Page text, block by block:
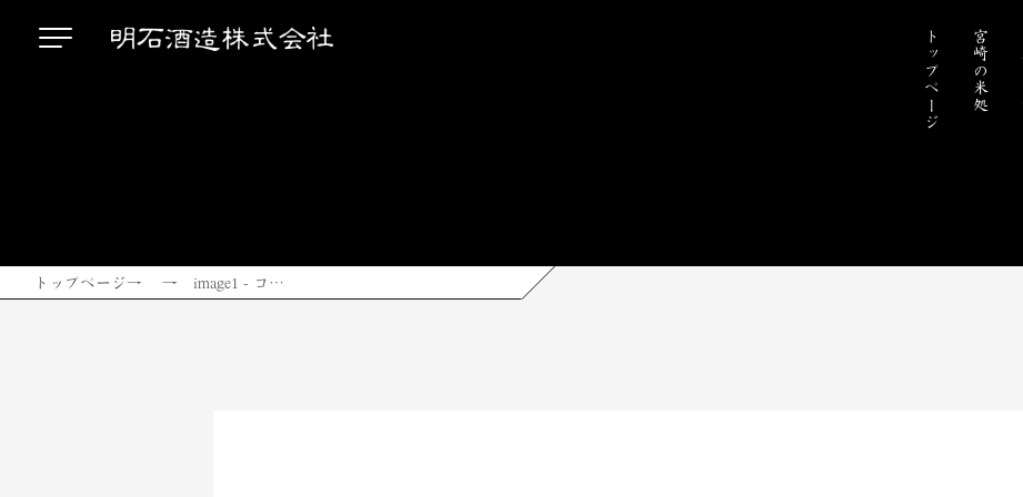
トップページ 宮崎の米処
トップページ→ → image1 - コ…